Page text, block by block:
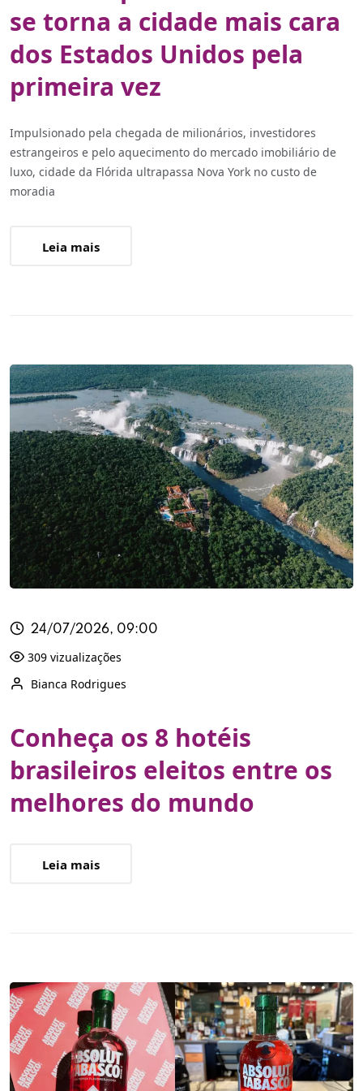
se torna a cidade mais cara
dos Estados Unidos pela
primeira vez
Impulsionado pela chegada de milionários, investidores
estrangeiros e pelo aquecimento do mercado imobiliário de
luxo, cidade da Flórida ultrapassa Nova York no custo de
moradia
Leia mais
24/07/2026, 09:00
309 vizualizações
Bianca Rodrigues
Conheça os 8 hotéis
brasileiros eleitos entre os
melhores do mundo
Leia mais